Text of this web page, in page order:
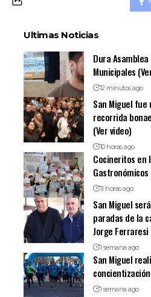
Ultimas Noticias
Dura
Municipales
12 minutos ago
San Miguel fue
recorrida
(Ver video)
10 horas ago
Cocineritos en
Gastronómicos
11 horas ago
San Miguel
paradas de la
Jorge Ferraresi
1 semana ago
San Miguel
1 semana ago